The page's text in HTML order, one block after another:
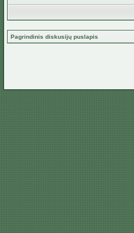
Pagrindinis diskusijų puslapis